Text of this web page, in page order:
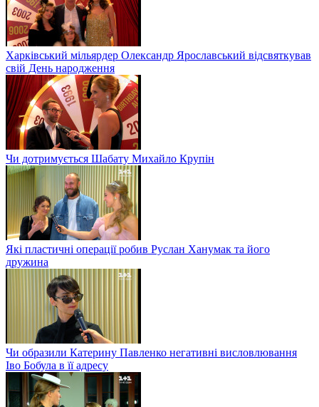
Харківський мільярдер Олександр Ярославський відсвяткував
свій День народження
Чи дотримується Шабату Михайло Крупін
Які пластичні операції робив Руслан Ханумак та його
дружина
Чи образили Катерину Павленко негативні висловлювання
Іво Бобула в її адресу